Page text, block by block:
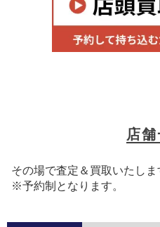
店
その場で査定＆買取いたしま
※予約制となります。